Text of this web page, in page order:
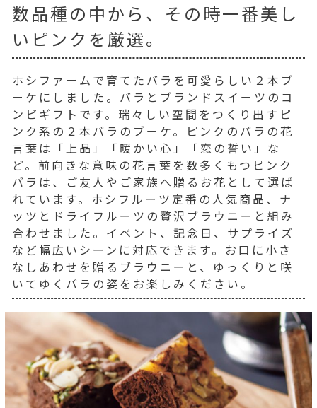
数品種の中から、その時一番美し
いピンクを厳選。
ホシファームで育てたバラを可愛らしい２本ブ
ーケにしました。バラとブランドスイーツのコ
ンビギフトです。瑞々しい空間をつくり出すピ
ンク系の２本バラのブーケ。ピンクのバラの花
言葉は「上品」「暖かい心」「恋の誓い」な
ど。前向きな意味の花言葉を数多くもつピンク
バラは、ご友人やご家族へ贈るお花として選ば
れています。ホシフルーツ定番の人気商品、ナ
ッツとドライフルーツの贅沢ブラウニーと組み
合わせました。イベント、記念日、サプライズ
など幅広いシーンに対応できます。お口に小さ
なしあわせを贈るブラウニーと、ゆっくりと咲
いてゆくバラの姿をお楽しみください。